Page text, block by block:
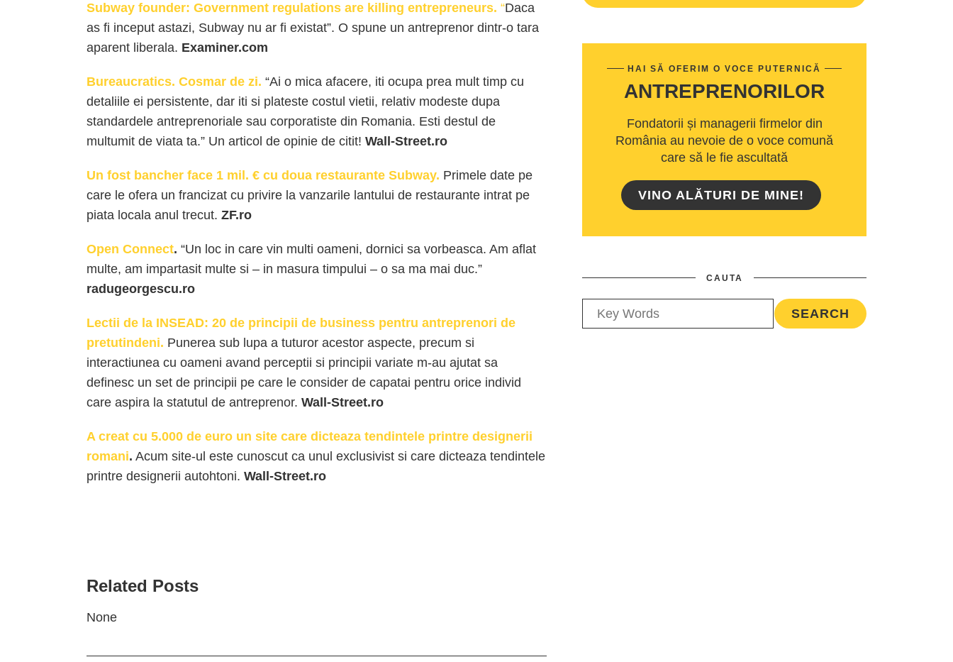
Subway founder: Government regulations are killing entrepreneurs. “Daca
as fi inceput astazi, Subway nu ar fi existat”. O spune un antreprenor dintr-o tara
aparent liberala. Examiner.com
Bureaucratics. Cosmar de zi. “Ai o mica afacere, iti ocupa prea mult timp cu
detaliile ei persistente, dar iti si plateste costul vietii, relativ modeste dupa
standardele antreprenoriale sau corporatiste din Romania. Esti destul de
multumit de viata ta.” Un articol de opinie de citit! Wall-Street.ro
Un fost bancher face 1 mil. € cu doua restaurante Subway. Primele date pe
care le ofera un francizat cu privire la van­zarile lantului de restaurante intrat pe
piata locala anul trecut. ZF.ro
Open Connect. “Un loc in care vin multi oameni, dornici sa vorbeasca. Am aflat
multe, am impartasit multe si – in masura timpului – o sa ma mai duc.”
radugeorgescu.ro
Lectii de la INSEAD: 20 de principii de business pentru antreprenori de
pretutindeni. Punerea sub lupa a tuturor acestor aspecte, precum si
interactiunea cu oameni avand perceptii si principii variate m-au ajutat sa
definesc un set de principii pe care le consider de capatai pentru orice individ
care aspira la statutul de antreprenor. Wall-Street.ro
A creat cu 5.000 de euro un site care dicteaza tendintele printre designerii
romani. Acum site-ul este cunoscut ca unul exclusivist si care dicteaza tendintele
printre designerii autohtoni. Wall-Street.ro
Related Posts
None
HAI SĂ OFERIM O VOCE PUTERNICĂ
ANTREPRENORILOR
Fondatorii și managerii firmelor din
România au nevoie de o voce comună
care să le fie ascultată
VINO ALĂTURI DE MINE!
CAUTA